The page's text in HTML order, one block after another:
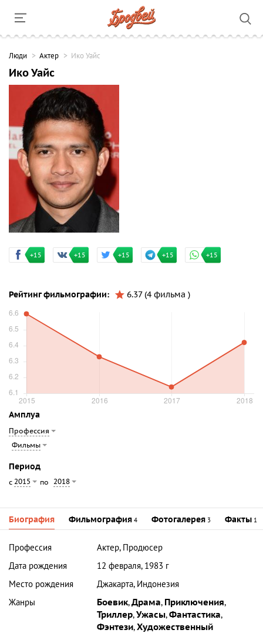
Люди Актер Ико Уайс
Ико Уайс
+15 +15 +15 +15 +15
Рейтинг фильмографии: 6.37 (4 фильма )
Амплуа
Профессия
Фильмы
Период
с 2015 по 2018
Биография Фильмография 4 Фотогалерея 3 Факты 1
Профессия
Актер, Продюсер
Дата рождения
12 февраля, 1983 г
Место рождения
Джакарта, Индонезия
Жанры
Боевик,Драма, Приключения,
Триллер,Ужасы,Фантастика,
Фэнтези,Художественный